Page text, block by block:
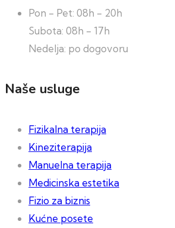
Pon - Pet: 08h - 20h
Subota: 08h - 17h
Nedelja: po dogovoru
Naše usluge
Fizikalna terapija
Kineziterapija
Manuelna terapija
Medicinska estetika
Fizio za biznis
Kućne posete